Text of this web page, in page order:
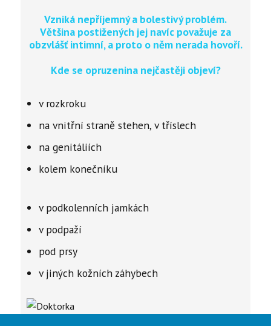
Vzniká nepříjemný a bolestivý problém.
Většina postižených jej navíc považuje za
obzvlášť intimní, a proto o něm nerada hovoří.
Kde se opruzenina nejčastěji objeví?
v rozkroku
na vnitřní straně stehen, v tříslech
na genitáliích
kolem konečníku
v podkolenních jamkách
v podpaží
pod prsy
v jiných kožních záhybech